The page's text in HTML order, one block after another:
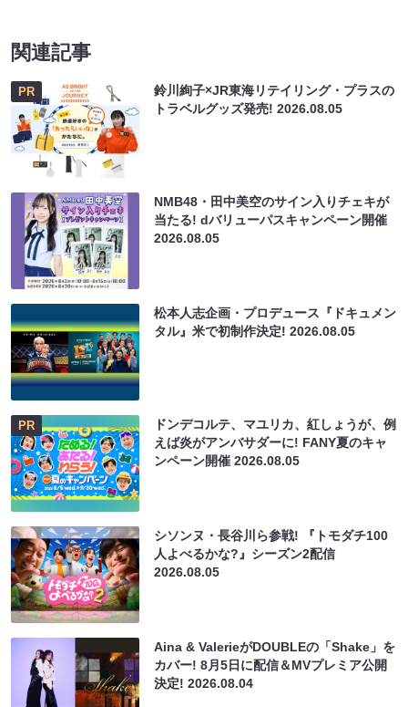
関連記事
PR
鈴川絢子×JR東海リテイリング・プラスの
トラベルグッズ発売!2026.08.05
NMB48・田中美空のサイン入りチェキが
当たる! dバリューパスキャンペーン開催
2026.08.05
松本人志企画・プロデュース『ドキュメン
タル』米で初制作決定!2026.08.05
PR
ドンデコルテ、マユリカ、紅しょうが、例
えば炎がアンバサダーに! FANY夏のキャ
ンペーン開催2026.08.05
シソンヌ・長谷川ら参戦! 『トモダチ100
人よべるかな?』シーズン2配信
2026.08.05
Aina & ValerieがDOUBLEの「Shake」を
カバー! 8月5日に配信＆MVプレミア公開
決定!2026.08.04